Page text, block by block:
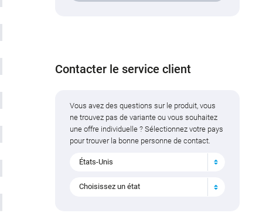
Contacter le service client
Vous avez des questions sur le produit, vous
ne trouvez pas de variante ou vous souhaitez
une offre individuelle ? Sélectionnez votre pays
pour trouver la bonne personne de contact.
États-Unis
Choisissez un état